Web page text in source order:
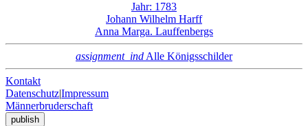
Jahr: 1783
Johann Wilhelm Harff
Anna Marga. Lauffenbergs
assignment_ind Alle Königsschilder
Kontakt
Datenschutz|Impressum
Männerbruderschaft
publish